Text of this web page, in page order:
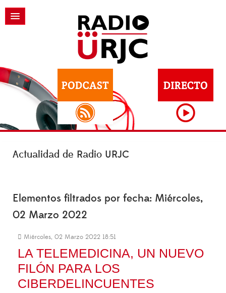
Actualidad de Radio URJC
Elementos filtrados por fecha: Miércoles,
02 Marzo 2022
Miércoles, 02 Marzo 2022 18:51
LA TELEMEDICINA, UN NUEVO
FILÓN PARA LOS
CIBERDELINCUENTES